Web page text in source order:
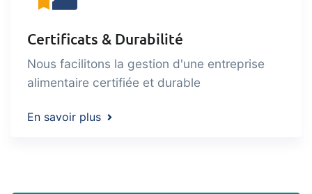
Certificats & Durabilité
Nous facilitons la gestion d'une entreprise
alimentaire certifiée et durable
En savoir plus